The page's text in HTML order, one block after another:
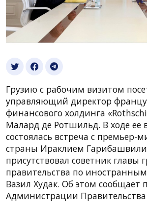
Грузию с рабочим визитом
управляющий директор
финансового холдинга
Малард де Ротшильд. В ходе ее
состоялась встреча с премьер-
страны Ираклием
присутствовал советник главы
правительства по
Вазил Худак. Об этом сообщает
Администрации Правительства